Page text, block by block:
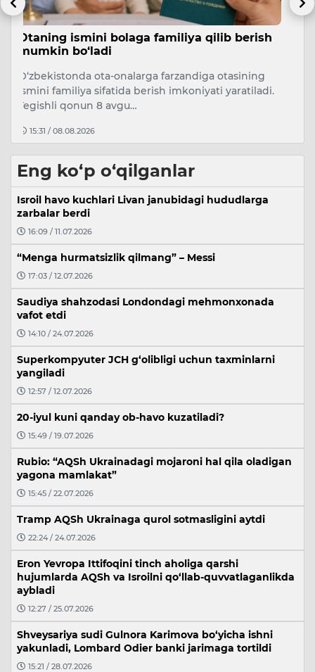
Rossiyada qiyin vaziyatga tushgan 597
nafar o‘zbekistonlik vatanga qaytarildi
Migratsiya agentligi ma’lumotiga ko‘ra, Rossiyada
qiyin vaziyatga tushib qolgan 597 nafar
O‘zbekiston fuqarosi vatanga qayta…
09:26 / 07.08.2026
Eng ko‘p o‘qilganlar
Isroil havo kuchlari Livan janubidagi hududlarga
zarbalar berdi
16:09 / 11.07.2026
“Menga hurmatsizlik qilmang” – Messi
17:03 / 12.07.2026
Saudiya shahzodasi Londondagi mehmonxonada
vafot etdi
14:10 / 24.07.2026
Superkompyuter JCH g‘olibligi uchun taxminlarni
yangiladi
12:57 / 12.07.2026
20-iyul kuni qanday ob-havo kuzatiladi?
15:49 / 19.07.2026
Rubio: “AQSh Ukrainadagi mojaroni hal qila oladigan
yagona mamlakat”
15:45 / 22.07.2026
Tramp AQSh Ukrainaga qurol sotmasligini aytdi
22:24 / 24.07.2026
Eron Yevropa Ittifoqini tinch aholiga qarshi
hujumlarda AQSh va Isroilni qo‘llab-quvvatlaganlikda
aybladi
12:27 / 25.07.2026
Shveysariya sudi Gulnora Karimova bo‘yicha ishni
yakunladi, Lombard Odier banki jarimaga tortildi
15:21 / 28.07.2026